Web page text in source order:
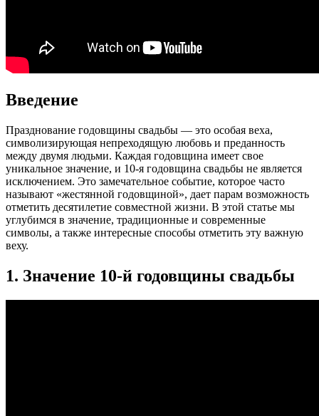
Введение
Празднование годовщины свадьбы — это особая веха,
символизирующая непреходящую любовь и преданность
между двумя людьми. Каждая годовщина имеет свое
уникальное значение, и 10-я годовщина свадьбы не является
исключением. Это замечательное событие, которое часто
называют «жестянной годовщиной», дает парам возможность
отметить десятилетие совместной жизни. В этой статье мы
углубимся в значение, традиционные и современные
символы, а также интересные способы отметить эту важную
веху.
1. Значение 10-й годовщины свадьбы